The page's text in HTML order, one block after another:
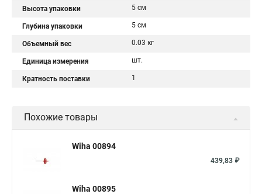
Высота упаковки 5 см
Глубина упаковки 5 см
Объемный вес 0.03 кг
Единица измерения шт.
Кратность поставки 1
Похожие товары
Wiha 00894
439,83 ₽
Wiha 00895